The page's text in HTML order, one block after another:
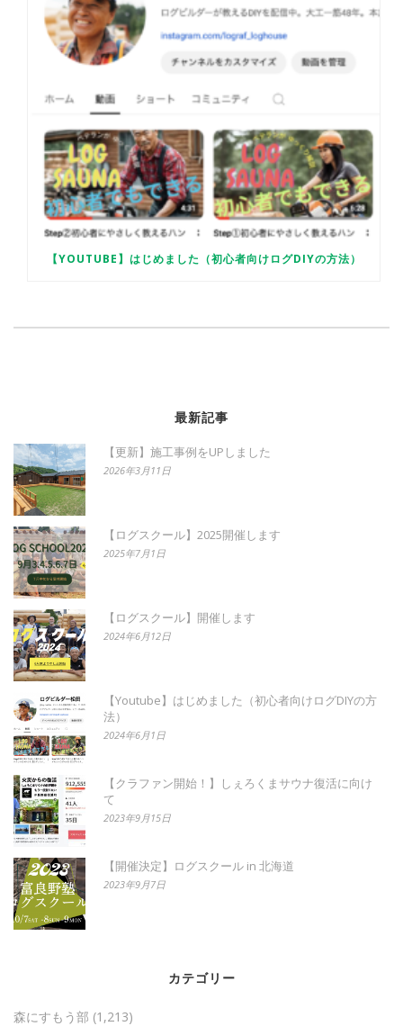
【YOUTUBE】はじめました（初心者向けログDIYの方法）
最新記事
【更新】施工事例をUPしました
2026年3月11日
【ログスクール】2025開催します
2025年7月1日
【ログスクール】開催します
2024年6月12日
【Youtube】はじめました（初心者向けログDIYの方
法）
2024年6月1日
【クラファン開始！】しぇろくまサウナ復活に向け
て
2023年9月15日
【開催決定】ログスクール in 北海道
2023年9月7日
カテゴリー
森にすもう部 (1,213)